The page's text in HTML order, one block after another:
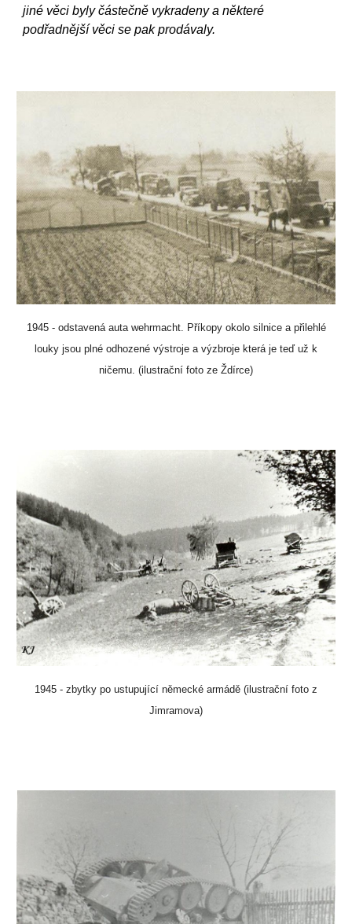
jiné věci byly částečně vykradeny a některé
podřadnější věci se pak prodávaly.
1945 - odstavená auta wehrmacht. Příkopy okolo silnice a přilehlé
louky jsou plné odhozené výstroje a výzbroje která je teď už k
ničemu. (ilustrační foto ze Ždírce)
1945 - zbytky po ustupující německé armádě (ilustrační foto z
Jimramova)